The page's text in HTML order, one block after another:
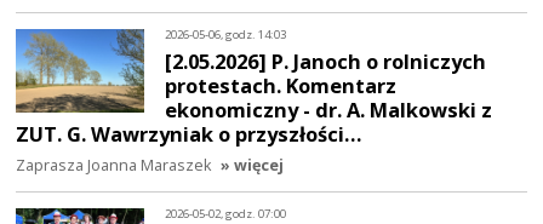
2026-05-06, godz. 14:03
[2.05.2026] P. Janoch o rolniczych
protestach. Komentarz
ekonomiczny - dr. A. Malkowski z
ZUT. G. Wawrzyniak o przyszłości…
Zaprasza Joanna Maraszek » więcej
2026-05-02, godz. 07:00